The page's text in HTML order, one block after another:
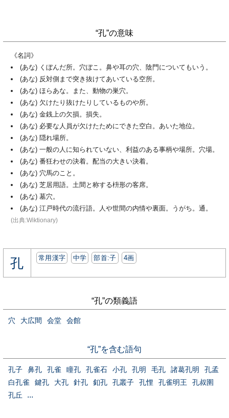
“孔”の意味
《名詞》
(あな) くぼんだ所。穴ぼこ。鼻や耳の穴、陰門についてもいう。
(あな) 反対側まで突き抜けてあいている空所。
(あな) ほらあな。また、動物の巣穴。
(あな) 欠けたり抜けたりしているものや所。
(あな) 金銭上の欠損。損失。
(あな) 必要な人員が欠けたためにできた空白。あいた地位。
(あな) 隠れ場所。
(あな) 一般の人に知られていない、利益のある事柄や場所。穴場。
(あな) 番狂わせの決着。配当の大きい決着。
(あな) 穴馬のこと。
(あな) 芝居用語。土間と称する枡形の客席。
(あな) 墓穴。
(あな) 江戸時代の流行語。人や世間の内情や裏面。うがち。通。
(出典:Wiktionary)
孔 常用漢字 中学 部首:⼦ 4画
“孔”の類義語
穴 大広間 会堂 会館
“孔”を含む語句
孔子 鼻孔 孔雀 瞳孔 孔雀石 小孔 孔明 毛孔 諸葛孔明
孔孟
白孔雀
鍵孔 大孔 針孔 釦孔 孔叢子 孔悝 孔雀明王
孔叔圉
孔丘
...